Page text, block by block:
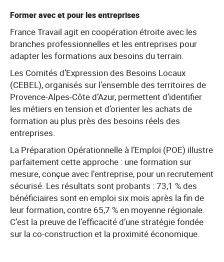
Former avec et pour les entreprises
France Travail agit en coopération étroite avec les
branches professionnelles et les entreprises pour
adapter les formations aux besoins du terrain.
Les Comités d’Expression des Besoins Locaux
(CEBEL), organisés sur l’ensemble des territoires de
Provence-Alpes-Côte d’Azur, permettent d’identifier
les métiers en tension et d’orienter les achats de
formation au plus près des besoins réels des
entreprises.
La Préparation Opérationnelle à l’Emploi (POE) illustre
parfaitement cette approche : une formation sur
mesure, conçue avec l’entreprise, pour un recrutement
sécurisé. Les résultats sont probants : 73,1 % des
bénéficiaires sont en emploi six mois après la fin de
leur formation, contre 65,7 % en moyenne régionale.
C’est la preuve de l’efficacité d’une stratégie fondée
sur la co-construction et la proximité économique.